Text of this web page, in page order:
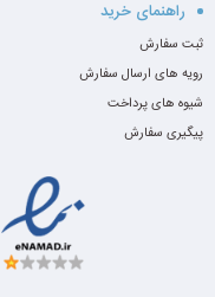
راهنمای خرید
ثبت سفارش
رویه های ارسال سفارش
شیوه های پرداخت
پیگیری سفارش